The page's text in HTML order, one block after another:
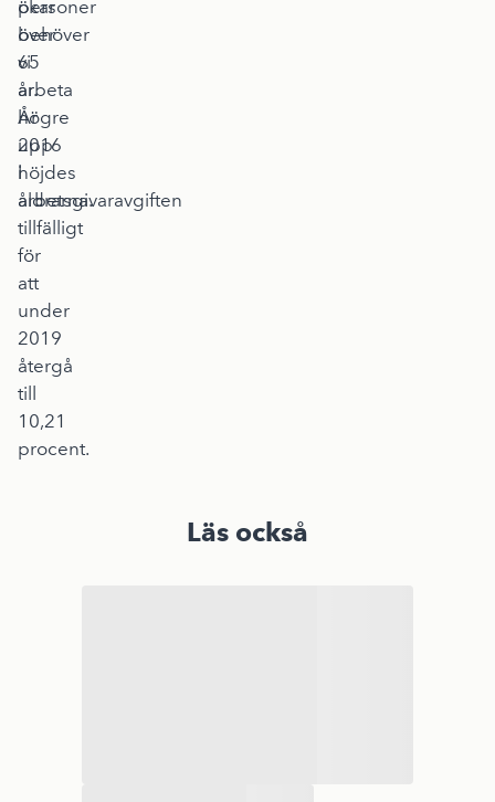
ökar
behöver
vi
arbeta
högre
upp
i
åldrarna.
personer
över
65
år.
År
2016
höjdes
arbetsgivaravgiften
tillfälligt
för
att
under
2019
återgå
till
10,21
procent.
Läs också